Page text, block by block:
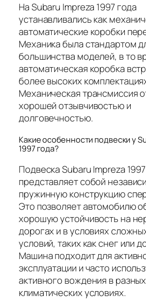
На Subaru Impreza 1997 года
устанавливались как
автоматические коробки
Механика была стандартом
большинства моделей, в то
автоматическая коробка
более высоких
Механическая трансмиссия
хорошей отзывчивостью и
долговечностью.
Какие особенности подвески у
1997 года?
Подвеска Subaru Impreza
представляет собой
пружинную конструкцию
Это позволяет автомобилю
хорошую устойчивость на
дорогах и в условиях
условий, таких как снег или
Машина подходит для
эксплуатации и часто
активного вождения в разных
климатических условиях.